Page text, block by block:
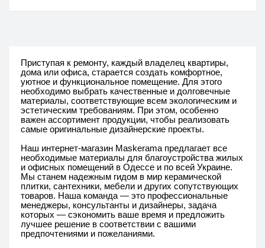
Приступая к ремонту, каждый владелец квартиры,
дома или офиса, старается создать комфортное,
уютное и функциональное помещение. Для этого
необходимо выбрать качественные и долговечные
материалы, соответствующие всем экологическим и
эстетическим требованиям. При этом, особенно
важен ассортимент продукции, чтобы реализовать
самые оригинальные дизайнерские проекты.
Наш интернет-магазин Maskerama предлагает все
необходимые материалы для благоустройства жилых
и офисных помещений в Одессе и по всей Украине.
Мы станем надежным гидом в мир керамической
плитки, сантехники, мебели и других сопутствующих
товаров. Наша команда — это профессиональные
менеджеры, консультанты и дизайнеры, задача
которых — сэкономить ваше время и предложить
лучшее решение в соответствии с вашими
предпочтениями и пожеланиями.